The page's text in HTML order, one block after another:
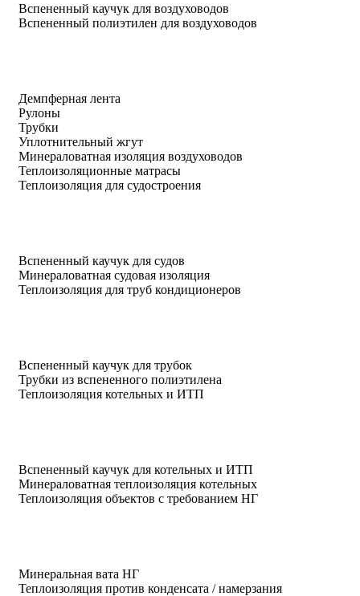
Вспененный каучук для воздуховодов
Вспененный полиэтилен для воздуховодов
Демпферная лента
Рулоны
Трубки
Уплотнительный жгут
Минераловатная изоляция воздуховодов
Теплоизоляционные матрасы
Теплоизоляция для судостроения
Вспененный каучук для судов
Минераловатная судовая изоляция
Теплоизоляция для труб кондиционеров
Вспененный каучук для трубок
Трубки из вспененного полиэтилена
Теплоизоляция котельных и ИТП
Вспененный каучук для котельных и ИТП
Минераловатная теплоизоляция котельных
Теплоизоляция объектов с требованием НГ
Минеральная вата НГ
Теплоизоляция против конденсата / намерзания